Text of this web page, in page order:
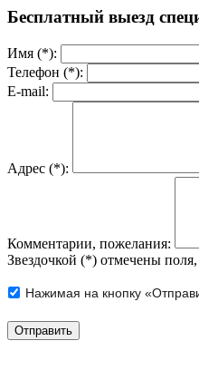
Бесплатный выезд
Имя (*):
Телефон (*):
E-mail:
Адрес (*):
Комментарии, пожелания:
Звездочкой (*) отмечены
Нажимая на кнопку